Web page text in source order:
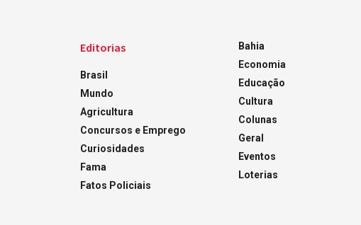
Editorias
Brasil
Mundo
Agricultura
Concursos e Emprego
Curiosidades
Fama
Fatos Policiais
Bahia
Economia
Educação
Cultura
Colunas
Geral
Eventos
Loterias